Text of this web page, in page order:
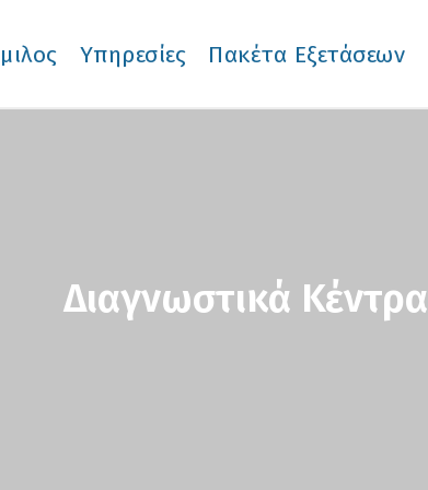
Υπηρεσίες Πακέτα Εξετάσεων
Διαγνωστικά Κέντρα